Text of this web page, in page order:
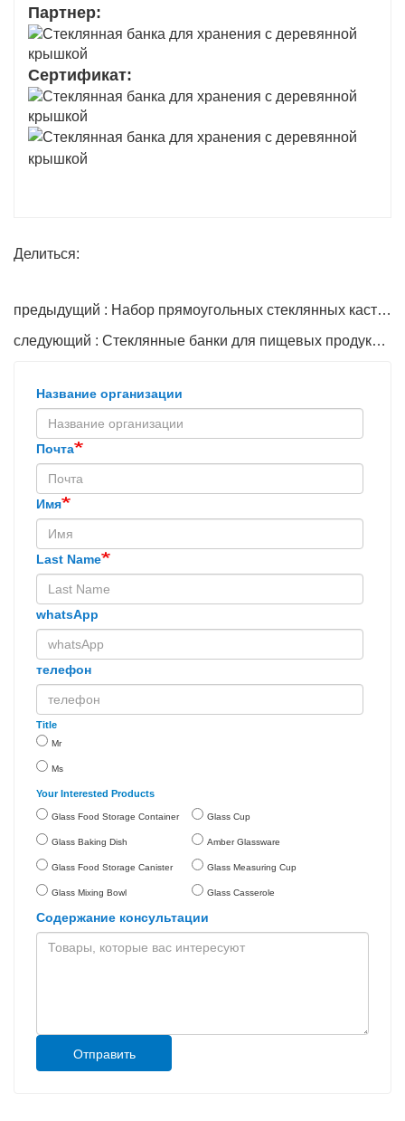
Партнер:
Сертификат:
Делиться:
предыдущий : Набор прямоугольных стеклянных кастрюль со стеклянной крышкой
следующий : Стеклянные банки для пищевых продуктов с крышками оптом
Название организации
Почта
Имя
Last Name
whatsApp
телефон
Title
Mr
Ms
Your Interested Products
Glass Food Storage Container
Glass Baking Dish
Glass Food Storage Canister
Glass Mixing Bowl
Glass Cup
Amber Glassware
Glass Measuring Cup
Glass Casserole
Содержание консультации
Отправить